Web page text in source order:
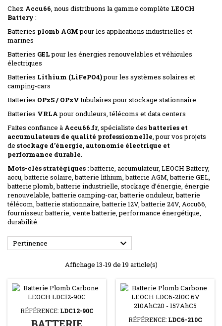
Chez Accu66, nous distribuons la gamme complète LEOCH
Battery :
Batteries plomb AGMpour les applications industrielles et
marines
Batteries GELpour les énergies renouvelables et véhicules
électriques
Batteries Lithium (LiFePO4)pour les systèmes solaires et
camping-cars
Batteries OPzS / OPzVtubulaires pour stockage stationnaire
Batteries VRLApour onduleurs, télécoms et data centers
Faites confiance à Accu66.fr, spécialiste des batteries et
accumulateurs de qualité professionnelle, pour vos projets
de stockage d’énergie, autonomie électrique et
performance durable.
Mots-clés stratégiques :batterie, accumulateur, LEOCH Battery,
accu, batterie solaire, batterie lithium, batterie AGM, batterie GEL,
batterie plomb, batterie industrielle, stockage d’énergie, énergie
renouvelable, batterie camping-car, batterie onduleur, batterie
télécom, batterie stationnaire, batterie 12V, batterie 24V, Accu66,
fournisseur batterie, vente batterie, performance énergétique,
durabilité.
Pertinence 
Affichage 13-19 de 19 article(s)
RÉFÉRENCE: LDC12-90C
RÉFÉRENCE: LDC6-210C